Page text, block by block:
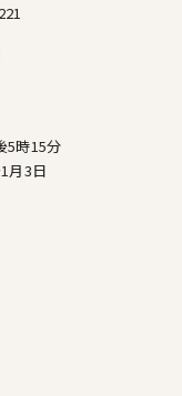
5時15分
月3日